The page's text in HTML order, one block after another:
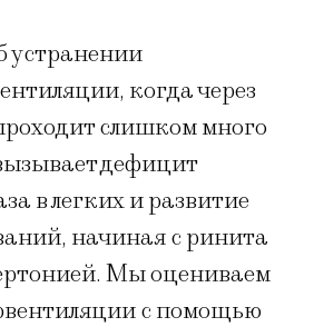
устранении
когда через
слишком много
дефицит
в легких и развитие
начиная с ринита
Мы оцениваем
с помощью